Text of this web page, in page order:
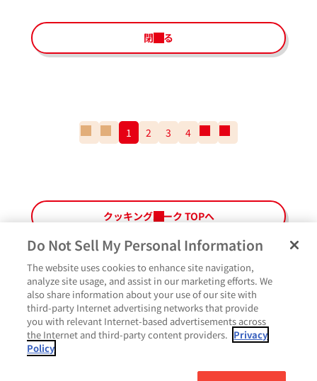
閉じる
番
ペ
ー
ジ
の
1 2 3 4
の
番
ペ
ー
いいね
クッキングパーク TOPへ
ペ
ー
ジ
最
上
部
よくあるご質問 ご利用規約Glicoメンバーズ会員規約プライバシーポリシー
サイトマップお問い合わせCookie設定Glicoホームページ
Do Not Sell My Personal Information
The website uses cookies to enhance site navigation,
analyze site usage, and assist in our marketing efforts. We
also share information about your use of our site with
third-party Internet advertising networks that provide
you with relevant Internet-based advertisements across
the Internet and third-party content providers. Privacy
Policy